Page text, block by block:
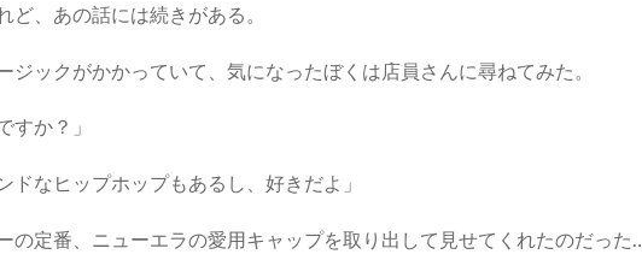
、あの話には続きがある。
ックがかかっていて、気になったぼくは店員さんに尋ねてみた。
すか？」
ドなヒップホップもあるし、好きだよ」
の定番、ニューエラの愛用キャップを取り出して見せてくれたのだっ